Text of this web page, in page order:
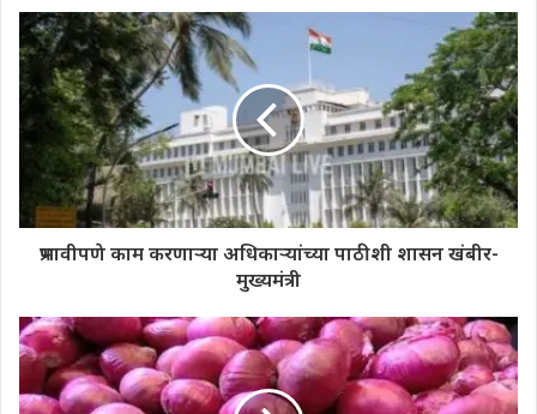
प्रभावीपणे काम करणाऱ्या अधिकाऱ्यांच्या पाठीशी शासन खंबीर-
मुख्यमंत्री